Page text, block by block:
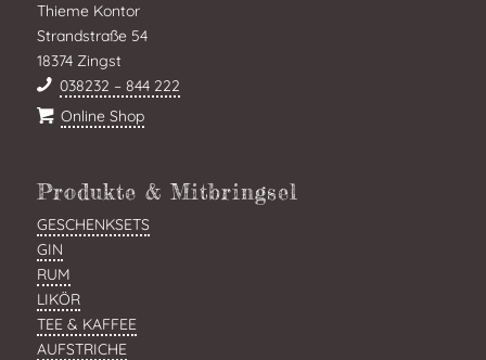
Thieme Kontor
Strandstraße 54
18374 Zingst
038232 – 844 222
Online Shop
Produkte & Mitbringsel
GESCHENKSETS
GIN
RUM
LIKÖR
TEE & KAFFEE
AUFSTRICHE